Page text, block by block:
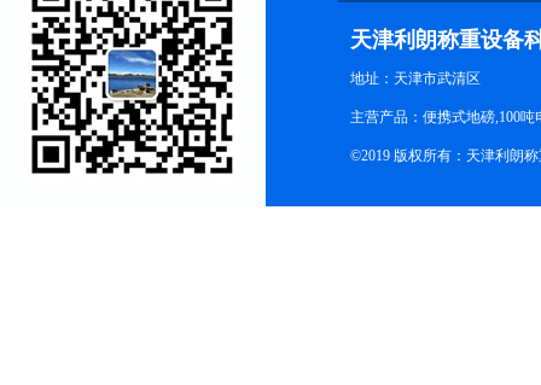
天津利朗称重设备
地址：天津市武清区
主营产品：便携式地磅,100
©2019 版权所有：天津利朗